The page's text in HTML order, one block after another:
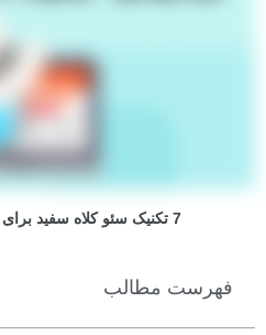
7 تکنیک سئو کلاه سفید برای افزایش ترافیک سایت
فهرست مطالب